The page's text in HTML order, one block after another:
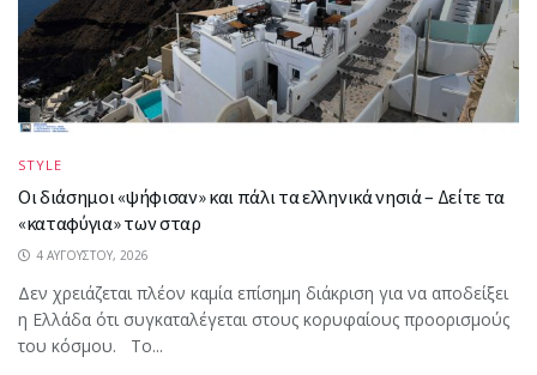
STYLE
Οι διάσημοι «ψήφισαν» και πάλι τα ελληνικά νησιά – Δείτε τα
«καταφύγια» των σταρ
4 ΑΥΓΟΎΣΤΟΥ, 2026
Δεν χρειάζεται πλέον καμία επίσημη διάκριση για να αποδείξει
η Ελλάδα ότι συγκαταλέγεται στους κορυφαίους προορισμούς
του κόσμου. Το...